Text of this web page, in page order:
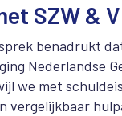
SZW &
benadrukt
Nederlandse
we met
vergelijkbaar